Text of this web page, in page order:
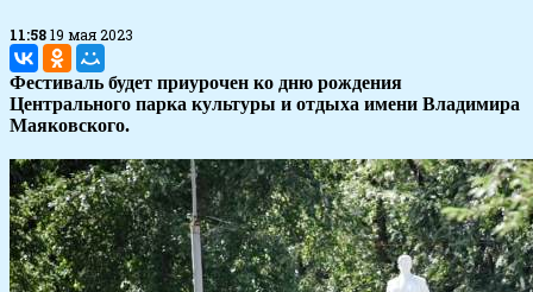
11:5819 мая 2023
Фестиваль будет приурочен ко дню рождения
Центрального парка культуры и отдыха имени Владимира
Маяковского.